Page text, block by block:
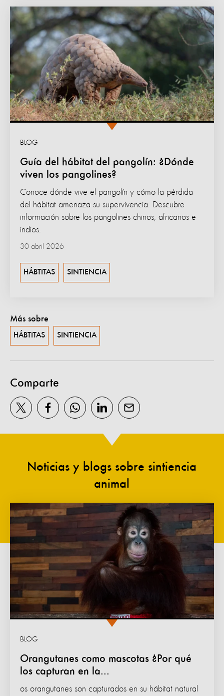
Guía del hábitat del pangolín: ¿Dónde
viven los pangolines?
BLOG
Conoce dónde vive el pangolín y cómo la pérdida
del hábitat amenaza su supervivencia. Descubre
información sobre los pangolines chinos, africanos e
indios.
30 abril 2026
HÁBTITAS SINTIENCIA
Más sobre
HÁBTITAS SINTIENCIA
Comparte
Noticias y blogs sobre sintiencia
animal
Orangutanes como mascotas ¿Por qué
los capturan en la...
BLOG
os orangutanes son capturados en su hábitat natural